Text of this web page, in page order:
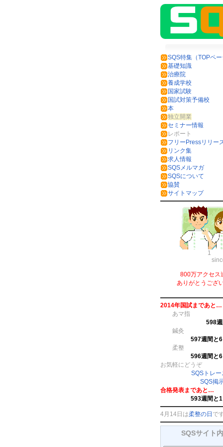
SQS特集（TOPペー
基礎知識
治療院
養成学校
国家試験
国試対策予備校
本
独立開業
セミナー情報
レポート
フリーPressリリー
リンク集
求人情報
SQSメルマガ
SQSについて
協賛
サイトマップ
1
800万アクセス
ありがとうござ
2014年国試まであと…
あマ指
598
鍼灸
597週間と
柔整
596週間と
お気軽にどうぞ
SQSトレー
SQS掲
合格発表まであと…
593週間と
4月14日は柔整の日 で
SQSサイト